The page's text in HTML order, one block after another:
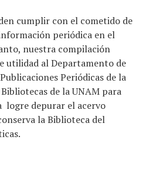
cumplir con el cometido de
periódica en el
nuestra compilación
utilidad al Departamento de
Periódicas de la
de la UNAM para
logre depurar el acervo
la Biblioteca del